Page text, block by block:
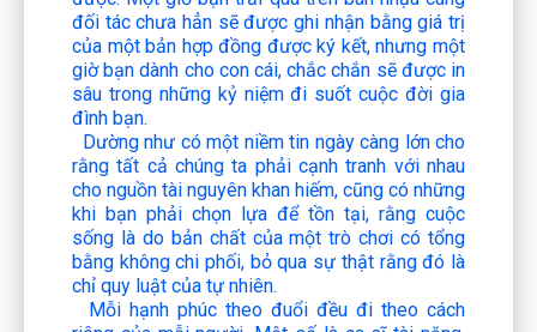
đối tác chưa hẳn sẽ được ghi nhận bằng giá trị
của một bản hợp đồng được ký kết, nhưng một
giờ bạn dành cho con cái, chắc chắn sẽ được in
sâu trong những kỷ niệm đi suốt cuộc đời gia
đình bạn.
Dường như có một niềm tin ngày càng lớn cho
rằng tất cả chúng ta phải cạnh tranh với nhau
cho nguồn tài nguyên khan hiếm, cũng có những
khi bạn phải chọn lựa để tồn tại, rằng cuộc
sống là do bản chất của một trò chơi có tổng
bằng không chi phối, bỏ qua sự thật rằng đó là
chỉ quy luật của tự nhiên.
Mỗi hạnh phúc theo đuổi đều đi theo cách